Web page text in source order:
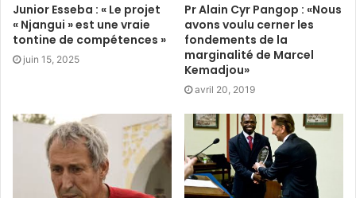
Junior Esseba : « Le projet
« Njangui » est une vraie
tontine de compétences »
juin 15, 2025
Pr Alain Cyr Pangop : «Nous
avons voulu cerner les
fondements de la
marginalité de Marcel
Kemadjou»
avril 20, 2019